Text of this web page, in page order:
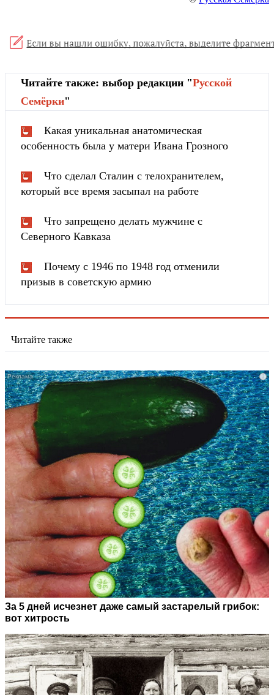
Читайте также: выбор редакции "Русской
Cемёрки"
Какая уникальная анатомическая
особенность была у матери Ивана Грозного
Что сделал Сталин с телохранителем,
который все время засыпал на работе
Что запрещено делать мужчине с
Северного Кавказа
Почему с 1946 по 1948 год отменили
призыв в советскую армию
Читайте также
i
За 5 дней исчезнет даже самый застарелый грибок:
вот хитрость